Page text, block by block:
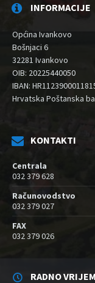
INFORMACIJE
Općina Ivankovo
Bošnjaci 6
32281 Ivankovo
OIB: 20225440050
IBAN:
Hrvatska Poštanska
KONTAKTI
Centrala
032 379 628
Računovodstvo
032 379 027
FAX
032 379 026
RADNO